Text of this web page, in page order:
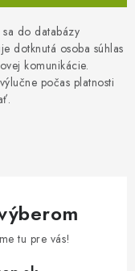
do databázy
dotknutá osoba súhlas
komunikácie.
počas platnosti
tu pre vás!